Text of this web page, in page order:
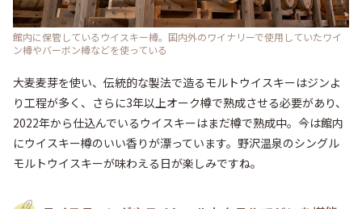
館内に保管しているウイスキー樽。国内外のワイナリーで使用していたワイ
ン樽やバーボン樽などを使っている
大麦麦芽を使い、伝統的な製法で造るモルトウイスキーはジンよ
り工程が多く、さらに3年以上オーク樽で熟成させる必要があり、
2022年から仕込んでいるウイスキーはまだ樽で熟成中。今は館内
にウイスキー樽のいい香りが漂っています。野沢温泉のシングル
モルトウイスキーが味わえる日が楽しみですね。